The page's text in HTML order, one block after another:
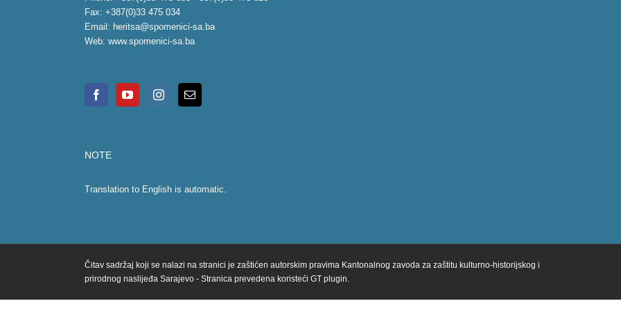
Fax: +387(0)33 475 034
Email: heritsa@spomenici-sa.ba
Web: www.spomenici-sa.ba
NOTE
Translation to English is automatic.
Čitav sadržaj koji se nalazi na stranici je zaštićen autorskim pravima Kantonalnog zavoda za zaštitu kulturno-historijskog i
prirodnog naslijeđa Sarajevo - Stranica prevedena koristeći GT plugin.